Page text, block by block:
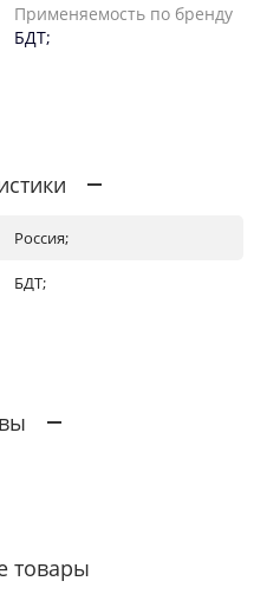
Применяемость по бренду
БДТ;
Россия;
БДТ;
товары